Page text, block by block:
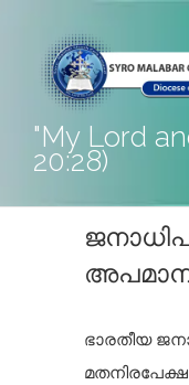
content
"My Lord
20:28)
ഭാരതീയ